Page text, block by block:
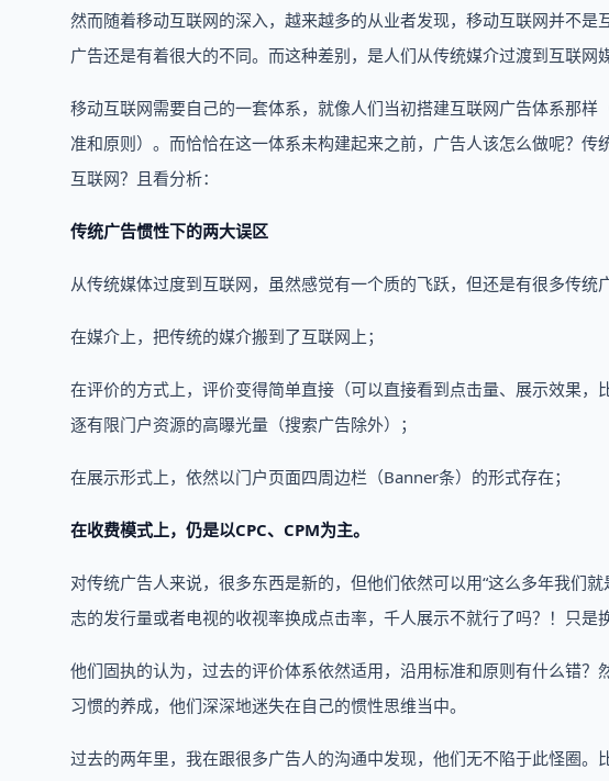
然而随着移动互联网的深入，越来越多的从业者发现，移动互联网并不
广告还是有着很大的不同。而这种差别，是人们从传统媒介过渡到互联网
移动互联网需要自己的一套体系，就像人们当初搭建互联网广告体系那
准和原则）。而恰恰在这一体系未构建起来之前，广告人该怎么做呢？
互联网？且看分析：
传统广告惯性下的两大误区
从传统媒体过度到互联网，虽然感觉有一个质的飞跃，但还是有很多传统
在媒介上，把传统的媒介搬到了互联网上；
在评价的方式上，评价变得简单直接（可以直接看到点击量、展示效果
逐有限门户资源的高曝光量（搜索广告除外）；
在展示形式上，依然以门户页面四周边栏（Banner条）的形式存在；
在收费模式上，仍是以CPC、CPM为主。
对传统广告人来说，很多东西是新的，但他们依然可以用“这么多年我
志的发行量或者电视的收视率换成点击率，千人展示不就行了吗？！只是
他们固执的认为，过去的评价体系依然适用，沿用标准和原则有什么错
习惯的养成，他们深深地迷失在自己的惯性思维当中。
过去的两年里，我在跟很多广告人的沟通中发现，他们无不陷于此怪圈。